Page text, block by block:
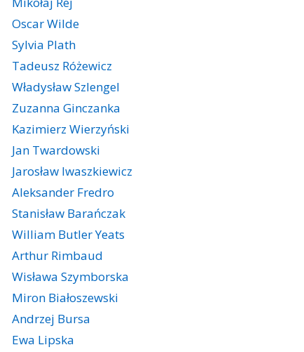
Oscar Wilde
Sylvia Plath
Tadeusz Różewicz
Władysław Szlengel
Zuzanna Ginczanka
Kazimierz Wierzyński
Jan Twardowski
Jarosław Iwaszkiewicz
Aleksander Fredro
Stanisław Barańczak
William Butler Yeats
Arthur Rimbaud
Wisława Szymborska
Miron Białoszewski
Andrzej Bursa
Ewa Lipska